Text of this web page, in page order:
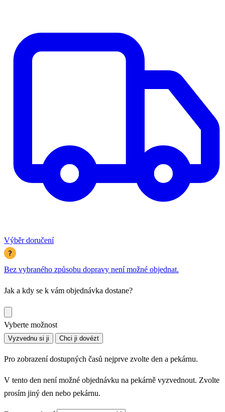
Výběr doručení
Bez vybraného způsobu dopravy není možné objednat.
Jak a kdy se k vám objednávka dostane?
Vyberte možnost
Vyzvednu si ji Chci ji dovézt
Pro zobrazení dostupných časů nejprve zvolte den a pekárnu.
V tento den není možné objednávku na pekárně vyzvednout. Zvolte
prosím jiný den nebo pekárnu.